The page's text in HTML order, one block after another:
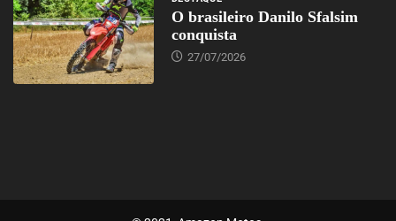
O brasileiro Danilo Sfalsim
conquista
27/07/2026